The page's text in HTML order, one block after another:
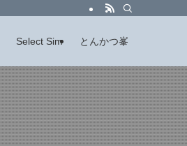
Select Sim とんかつ峯